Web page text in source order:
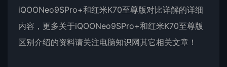
iQOONeo9SPro+和红米K70至尊版对比详解的详细
内容，更多关于iQOONeo9SPro+和红米K70至尊版
区别介绍的资料请关注电脑知识网其它相关文章！